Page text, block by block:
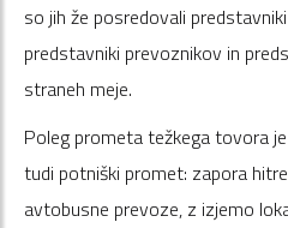
so jih že posredovali
predstavniki prevoznikov in
straneh meje.
Poleg prometa težkega tovora
tudi potniški promet: zapora
avtobusne prevoze, z izjemo